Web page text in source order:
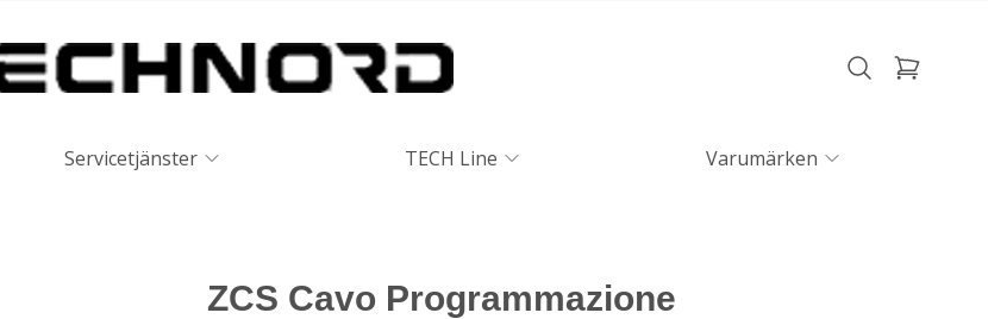
Servicetjänster TECH Line Varumärken
ZCS Cavo Programmazione